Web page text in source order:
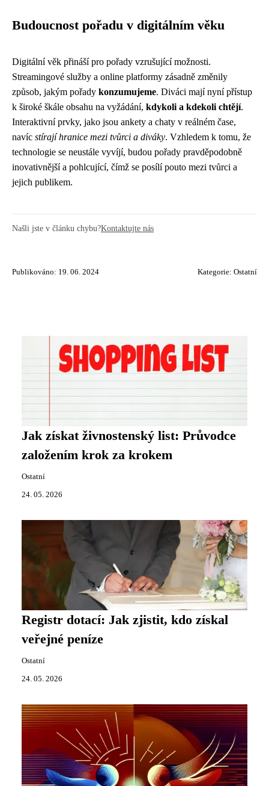
Budoucnost pořadu v digitálním věku
Digitální věk přináší pro pořady vzrušující možnosti.
Streamingové služby a online platformy zásadně změnily
způsob, jakým pořady konzumujeme. Diváci mají nyní přístup
k široké škále obsahu na vyžádání, kdykoli a kdekoli chtějí.
Interaktivní prvky, jako jsou ankety a chaty v reálném čase,
navíc stírají hranice mezi tvůrci a diváky. Vzhledem k tomu, že
technologie se neustále vyvíjí, budou pořady pravděpodobně
inovativnější a pohlcující, čímž se posílí pouto mezi tvůrci a
jejich publikem.
Našli jste v článku chybu?Kontaktujte nás
Publikováno: 19. 06. 2024 Kategorie: Ostatní
Jak získat živnostenský list: Průvodce
založením krok za krokem
Ostatní
24. 05. 2026
Registr dotací: Jak zjistit, kdo získal
veřejné peníze
Ostatní
24. 05. 2026